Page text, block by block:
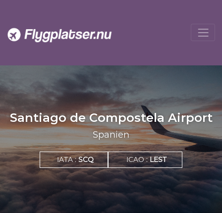
Santiago de Compostela Airport
Spanien
IATA :SCQ ICAO :LEST